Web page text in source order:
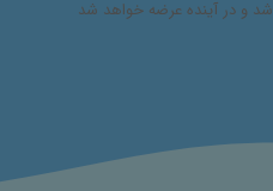
و در آینده عرضه خواهد شد